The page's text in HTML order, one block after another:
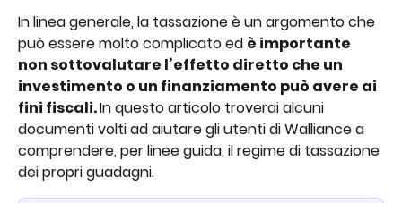
In linea generale, la tassazione è un argomento che
può essere molto complicato ed è importante
non sottovalutare l’effetto diretto che un
investimento o un finanziamento può avere ai
fini fiscali. In questo articolo troverai alcuni
documenti volti ad aiutare gli utenti di Walliance a
comprendere, per linee guida, il regime di tassazione
dei propri guadagni.